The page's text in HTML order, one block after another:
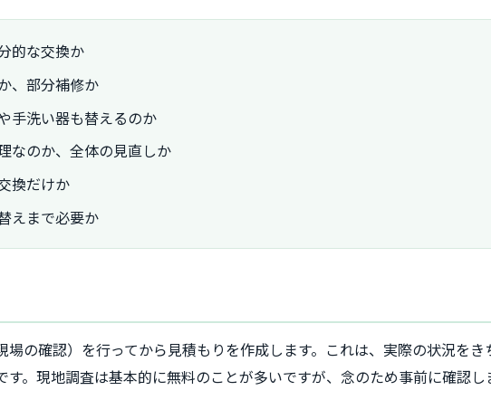
的な交換か
、部分補修か
手洗い器も替えるのか
なのか、全体の見直しか
換だけか
えまで必要か
の確認）を行ってから見積もりを作成します。これは、実際の状況を
。現地調査は基本的に無料のことが多いですが、念のため事前に確認し